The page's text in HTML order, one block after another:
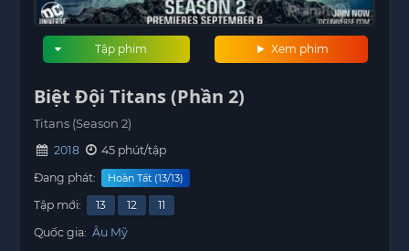
Xem phim
Tập phim
Biệt Đội Titans (Phần 2)
Titans (Season 2)
2018
45 phút/tập
Đang phát:
Hoàn Tất (13/13)
Tập mới: 13 12
11
Quốc gia: Âu Mỹ